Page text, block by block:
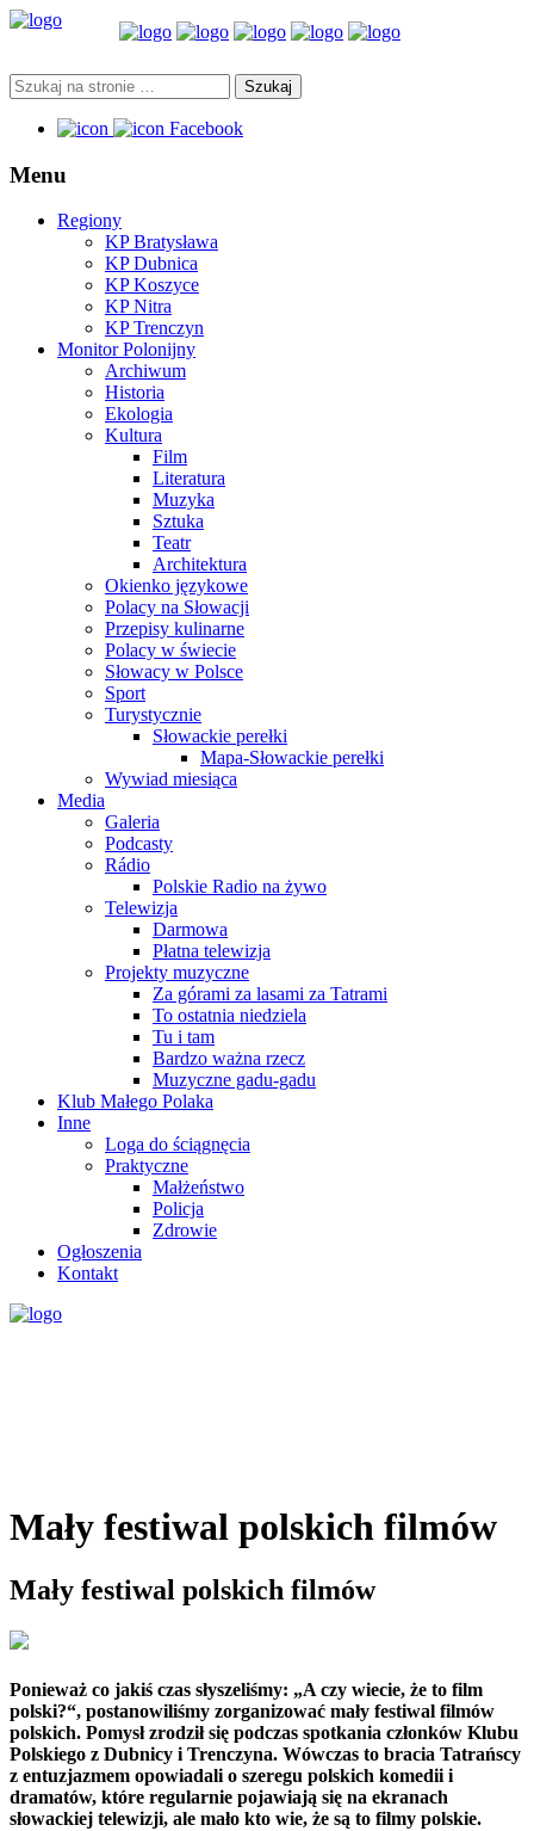
Facebook
Menu
Regiony
KP Bratysława
KP Dubnica
KP Koszyce
KP Nitra
KP Trenczyn
Monitor Polonijny
Archiwum
Historia
Ekologia
Kultura
Film
Literatura
Muzyka
Sztuka
Teatr
Architektura
Okienko językowe
Polacy na Słowacji
Przepisy kulinarne
Polacy w świecie
Słowacy w Polsce
Sport
Turystycznie
Słowackie perełki
Mapa-Słowackie perełki
Wywiad miesiąca
Media
Galeria
Podcasty
Rádio
Polskie Radio na żywo
Telewizja
Darmowa
Płatna telewizja
Projekty muzyczne
Za górami za lasami za Tatrami
To ostatnia niedziela
Tu i tam
Bardzo ważna rzecz
Muzyczne gadu-gadu
Klub Małego Polaka
Inne
Loga do ściągnęcia
Praktyczne
Małżeństwo
Policja
Zdrowie
Ogłoszenia
Kontakt
Mały festiwal polskich filmów
Mały festiwal polskich filmów
Ponieważ co jakiś czas słyszeliśmy: „A czy wiecie, że to film
polski?“, postanowiliśmy zorganizować mały festiwal filmów
polskich. Pomysł zrodził się podczas spotkania członków Klubu
Polskiego z Dubnicy i Trenczyna. Wówczas to bracia Tatrańscy
z entuzjazmem opowiadali o szeregu polskich komedii i
dramatów, które regularnie pojawiają się na ekranach
słowackiej telewizji, ale mało kto wie, że są to filmy polskie.